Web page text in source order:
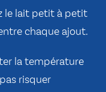
le lait petit à petit
chaque ajout.
la température
risquer